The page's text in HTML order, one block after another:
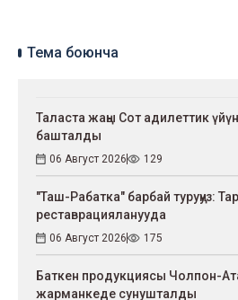
Тема боюнча
Таласта жаңы Сот адилеттик
башталды
06 Август 2026 129
"Таш-Рабатка" барбай туруңуз:
реставрацияланууда
06 Август 2026 175
Баткен продукциясы Чолпон-
жарманкеде сунушталды